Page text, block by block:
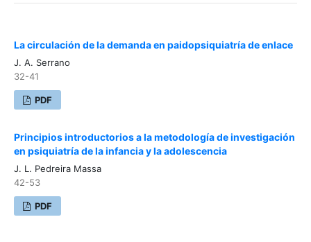
La circulación de la demanda en paidopsiquiatría de enlace
J. A. Serrano
32-41
PDF
Principios introductorios a la metodología de investigación
en psiquiatría de la infancia y la adolescencia
J. L. Pedreira Massa
42-53
PDF